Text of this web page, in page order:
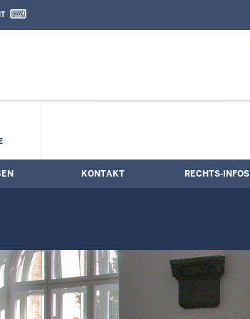
Kontaktformular
KONTAKT RECHTS-INFOS